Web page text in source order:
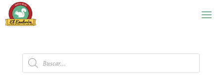
Búsqueda
de
productos